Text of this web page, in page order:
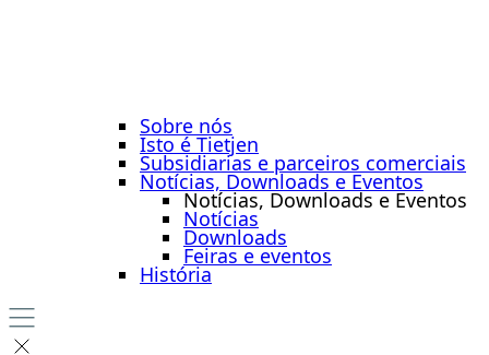
Sobre nós
Isto é Tietjen
Subsidiarias e parceiros comerciais
Notícias, Downloads e Eventos
Notícias, Downloads e Eventos
Notícias
Downloads
Feiras e eventos
História